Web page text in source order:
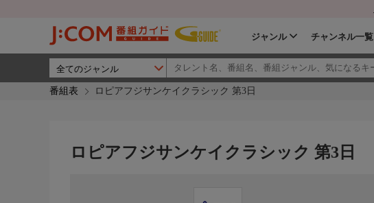
ジャンル チャンネル一覧
番組表 ロピアフジサンケイクラシック 第3日
ロピアフジサンケイクラシック 第3日